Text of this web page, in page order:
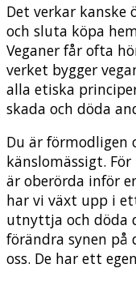
Det verkar
och sluta köpa
Veganer får ofta
verket bygger
alla etiska
skada och döda
Du är förmodligen
känslomässigt.
är oberörda inför
har vi växt upp i
utnyttja och döda
förändra synen
oss. De har ett